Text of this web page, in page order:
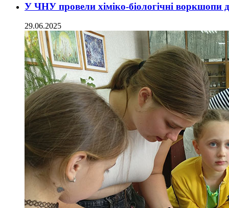
У ЧНУ провели хіміко-біологічні воркшопи
29.06.2025